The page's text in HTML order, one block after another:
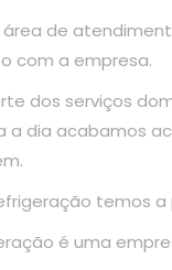
área de
com a empresa.
dos serviços
a dia acabamos
temos
é uma